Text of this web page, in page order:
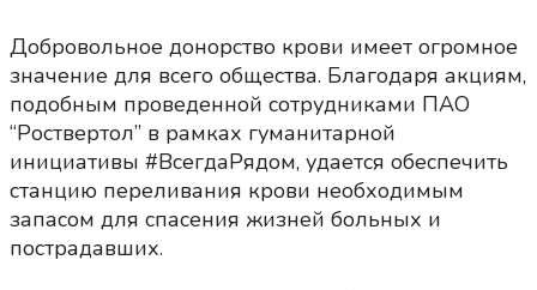
Добровольное донорство крови имеет огромное
значение для всего общества. Благодаря акциям,
подобным проведенной сотрудниками ПАО
“Роствертол” в рамках гуманитарной
инициативы #ВсегдаРядом, удается обеспечить
станцию переливания крови необходимым
запасом для спасения жизней больных и
пострадавших.